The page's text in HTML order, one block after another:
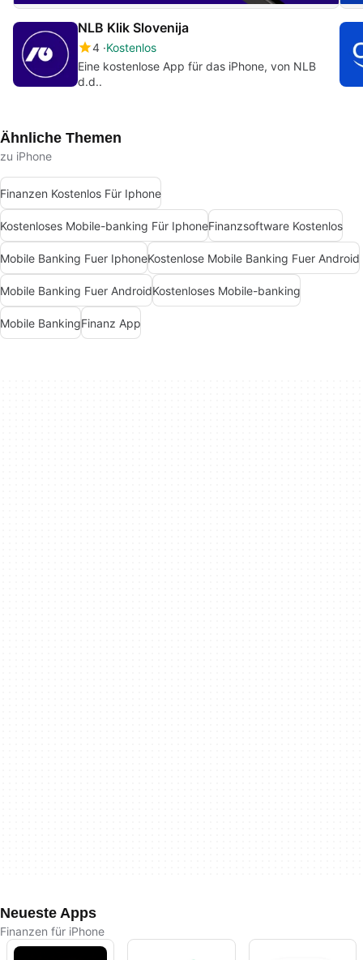
NLB Klik Slovenija
4 Kostenlos
Eine kostenlose App für das iPhone, von NLB
d.d..
Ähnliche Themen
zu iPhone
Finanzen Kostenlos Für Iphone
Kostenloses Mobile-banking Für IphoneFinanzsoftware Kostenlos
Mobile Banking Fuer IphoneKostenlose Mobile Banking Fuer Android
Mobile Banking Fuer AndroidKostenloses Mobile-banking
Mobile BankingFinanz App
Neueste Apps
Finanzen für iPhone